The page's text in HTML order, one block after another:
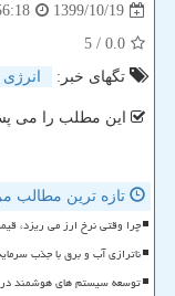
1399/10/19
0.0
/ 5
تگهای خبر:
انرژی
این مطلب را می
تازه ترین مطالب
چرا وقتی نرخ ارز می ریزد،
ناترازی آب و برق با جذب
توسعه سیستم های هوشمند در منطقه 8 عملیات انتقال